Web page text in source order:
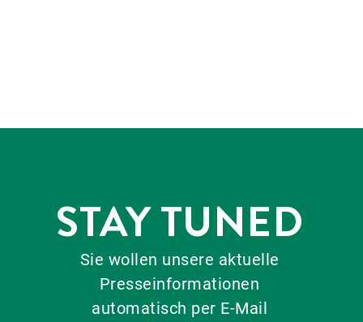
STAY TUNED
Sie wollen unsere aktuelle
Presseinformationen
automatisch per E-Mail